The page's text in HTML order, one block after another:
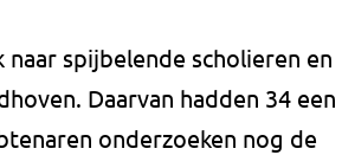
spijbelende scholieren en
Daarvan hadden 34 een
onderzoeken nog de